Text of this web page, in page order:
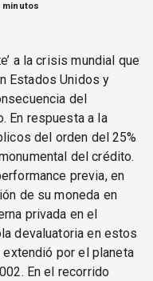
minutos
a la crisis mundial que
Estados Unidos y
del
En respuesta a la
del orden del 25%
del crédito.
previa, en
de su moneda en
privada en el
devaluatoria en estos
por el planeta
En el recorrido